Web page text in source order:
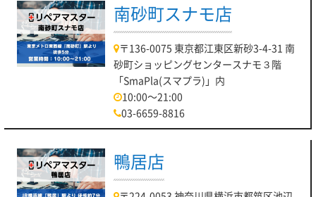
南砂町スナモ店
〒136-0075 東京都江東区新砂3-4-31 南
砂町ショッピングセンタースナモ３階
「SmaPla(スマプラ)」内
10:00～21:00
03-6659-8816
鴨居店